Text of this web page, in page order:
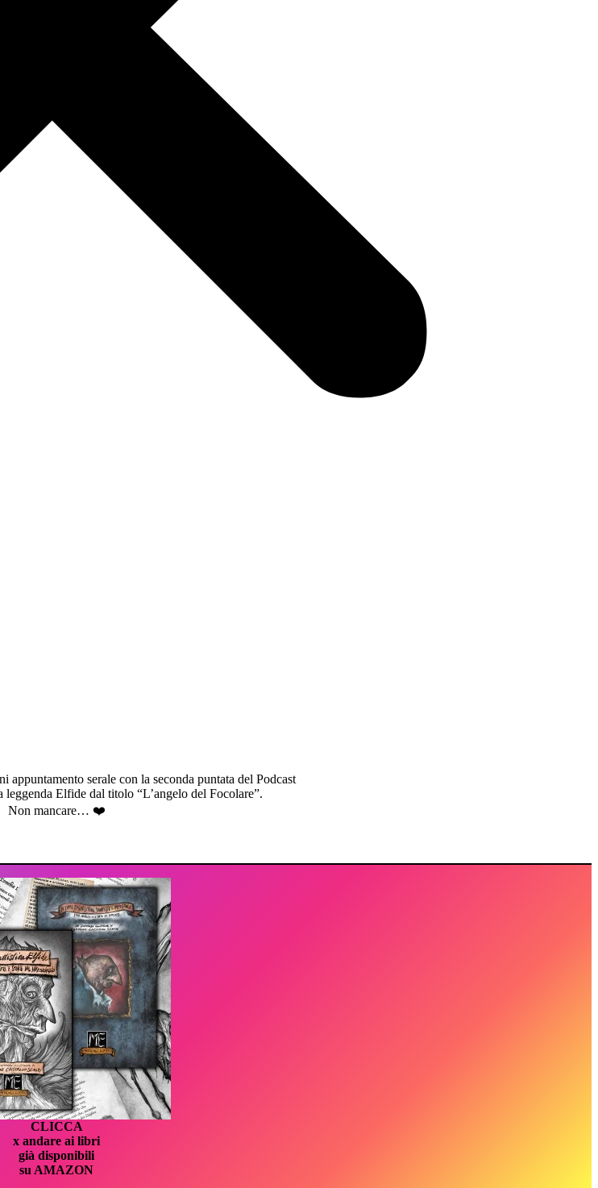
appuntamento serale con la seconda puntata del Podcast
leggenda Elfide dal titolo “L’angelo del Focolare”.
Non mancare… ❤️
CLICCA
x andare ai libri
già disponibili
su AMAZON